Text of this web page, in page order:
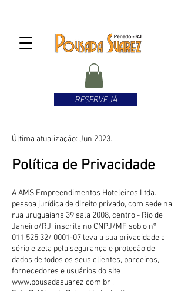
RESERVE JÁ
Última atualização: Jun 2023.
Política de Privacidade
A AMS Empreendimentos Hoteleiros Ltda. ,
pessoa jurídica de direito privado, com sede na
rua uruguaiana 39 sala 2008, centro - Rio de
Janeiro/RJ, inscrita no CNPJ/MF sob o nº
011.525.32/ 0001-07 leva a sua privacidade a
sério e zela pela segurança e proteção de
dados de todos os seus clientes, parceiros,
fornecedores e usuários do site
www.pousadasuarez.com.br .